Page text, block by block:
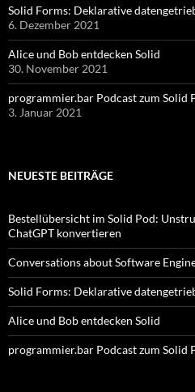
Solid Forms: Deklarative
6. Dezember 2021
Alice und Bob entdecken Solid
30. November 2021
programmier.bar Podcast zum Solid
3. Januar 2021
NEUESTE BEITRÄGE
Bestellübersicht im Solid Pod:
ChatGPT konvertieren
Conversations about Software
Solid Forms: Deklarative
Alice und Bob entdecken Solid
programmier.bar Podcast zum Solid